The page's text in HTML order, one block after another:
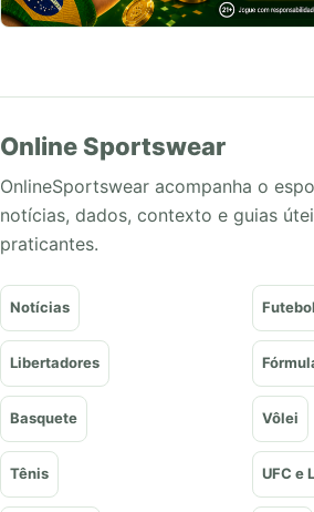
Online Sportswear
OnlineSportswear acompanha o
notícias, dados, contexto e guias
praticantes.
Notícias
Libertadores
Basquete Vôlei
Tênis UFC e